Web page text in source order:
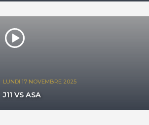
LUNDI 17 NOVEMBRE 2025
J11 VS ASA